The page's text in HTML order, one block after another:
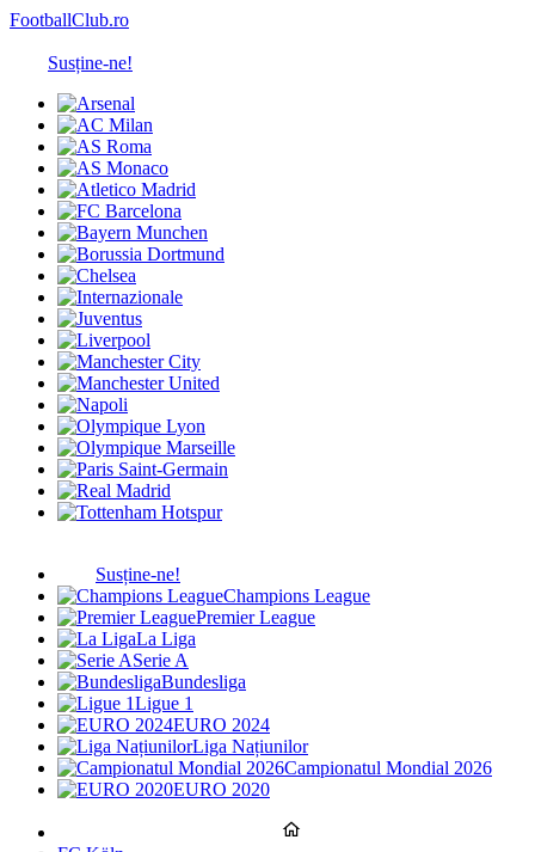
FootballClub.ro
Susține-ne!
Susține-ne!
Champions League
Premier League
La Liga
Serie A
Bundesliga
Ligue 1
EURO 2024
Liga Națiunilor
Campionatul Mondial 2026
EURO 2020